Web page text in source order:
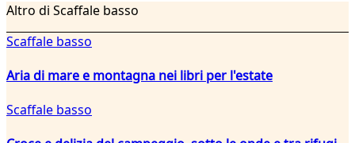
Altro di Scaffale basso
Scaffale basso
Aria di mare e montagna nei libri per l'estate
Scaffale basso